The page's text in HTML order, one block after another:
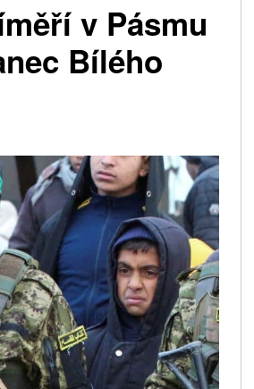
v Pásmu
Bílého